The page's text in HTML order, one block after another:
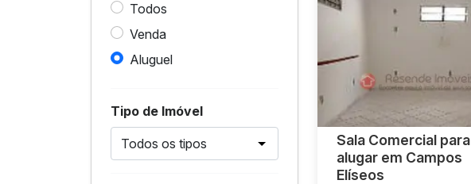
Todos
Venda
Aluguel
Tipo de Imóvel
Sala Comercial para
alugar em Campos
Elíseos